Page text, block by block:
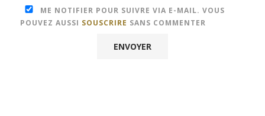
ME NOTIFIER POUR SUIVRE VIA E-MAIL. VOUS
POUVEZ AUSSI SOUSCRIRE SANS COMMENTER